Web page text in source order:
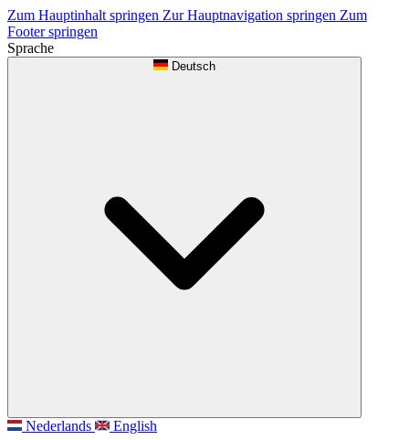
Zum Hauptinhalt springen Zur Hauptnavigation springen Zum
Footer springen
Sprache
Deutsch
Nederlands English